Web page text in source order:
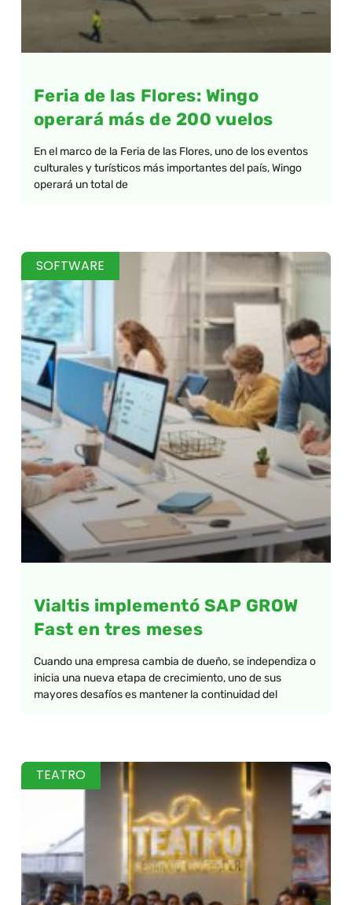
Feria de las Flores: Wingo
operará más de 200 vuelos
En el marco de la Feria de las Flores, uno de los eventos
culturales y turísticos más importantes del país, Wingo
operará un total de
SOFTWARE
Vialtis implementó SAP GROW
Fast en tres meses
Cuando una empresa cambia de dueño, se independiza o
inicia una nueva etapa de crecimiento, uno de sus
mayores desafíos es mantener la continuidad del
TEATRO